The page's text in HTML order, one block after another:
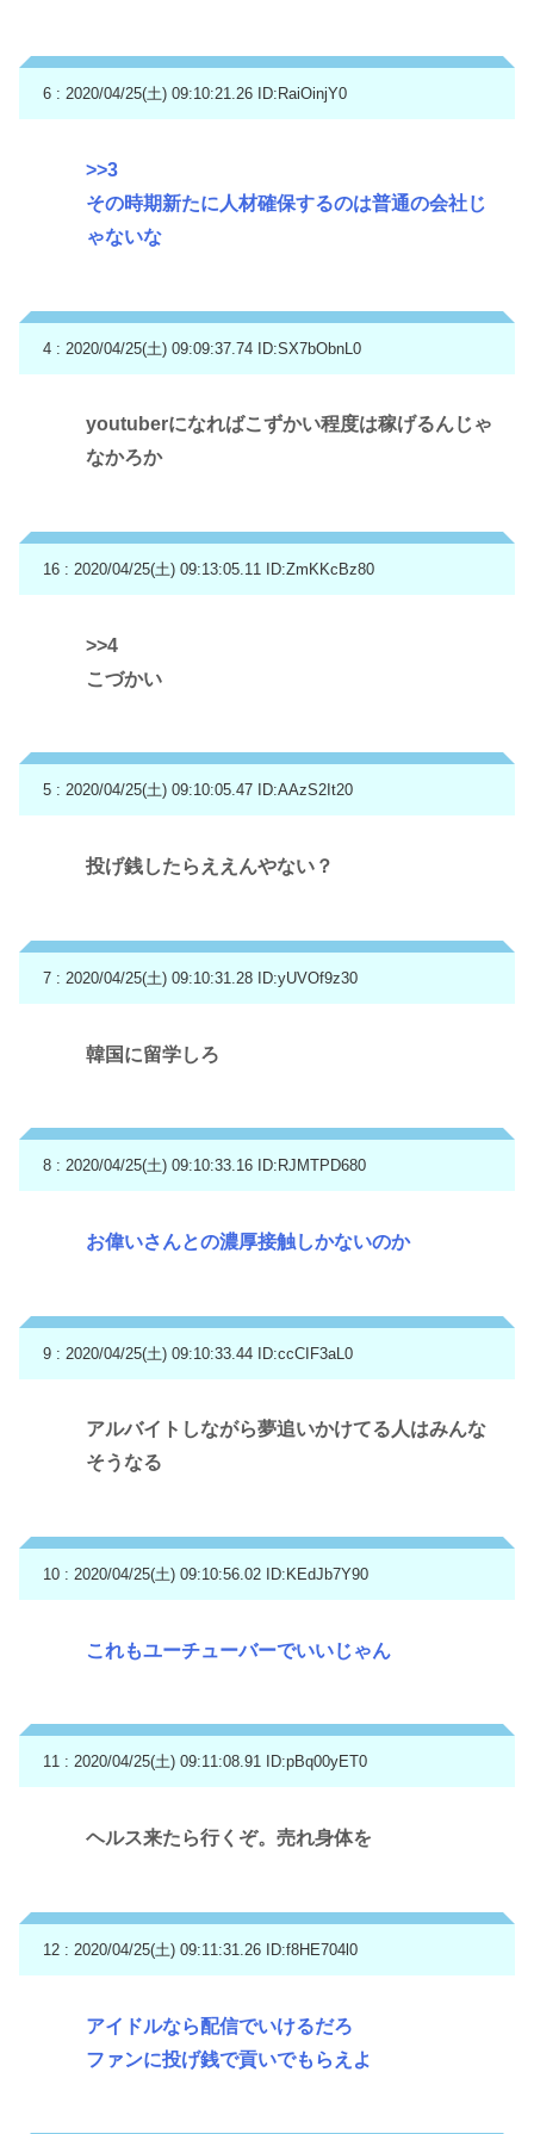
6 : 2020/04/25(土) 09:10:21.26 ID:RaiOinjY0
>>3
その時期新たに人材確保するのは普通の会社じ
ゃないな
4 : 2020/04/25(土) 09:09:37.74 ID:SX7bObnL0
youtuberになればこずかい程度は稼げるんじゃ
なかろか
16 : 2020/04/25(土) 09:13:05.11 ID:ZmKKcBz80
>>4
こづかい
5 : 2020/04/25(土) 09:10:05.47 ID:AAzS2It20
投げ銭したらええんやない？
7 : 2020/04/25(土) 09:10:31.28 ID:yUVOf9z30
韓国に留学しろ
8 : 2020/04/25(土) 09:10:33.16 ID:RJMTPD680
お偉いさんとの濃厚接触しかないのか
9 : 2020/04/25(土) 09:10:33.44 ID:ccCIF3aL0
アルバイトしながら夢追いかけてる人はみんな
そうなる
10 : 2020/04/25(土) 09:10:56.02 ID:KEdJb7Y90
これもユーチューバーでいいじゃん
11 : 2020/04/25(土) 09:11:08.91 ID:pBq00yET0
ヘルス来たら行くぞ。売れ身体を
12 : 2020/04/25(土) 09:11:31.26 ID:f8HE704l0
アイドルなら配信でいけるだろ
ファンに投げ銭で貢いでもらえよ